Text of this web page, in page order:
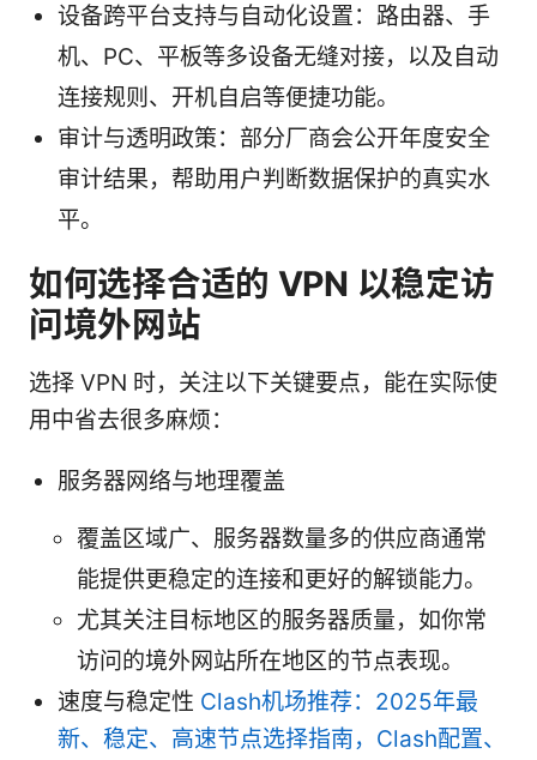
设备跨平台支持与自动化设置：路由器、手
机、PC、平板等多设备无缝对接，以及自动
连接规则、开机自启等便捷功能。
审计与透明政策：部分厂商会公开年度安全
审计结果，帮助用户判断数据保护的真实水
平。
如何选择合适的 VPN 以稳定访
问境外网站
选择 VPN 时，关注以下关键要点，能在实际使
用中省去很多麻烦：
服务器网络与地理覆盖
覆盖区域广、服务器数量多的供应商通常
能提供更稳定的连接和更好的解锁能力。
尤其关注目标地区的服务器质量，如你常
访问的境外网站所在地区的节点表现。
速度与稳定性 Clash机场推荐：2025年最
新、稳定、高速节点选择指南，Clash配置、